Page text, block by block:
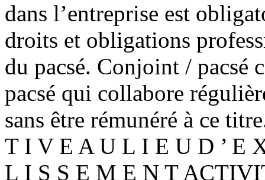
dans l’entreprise est
droits et obligations
du pacsé. Conjoint / pacsé
pacsé qui collabore
sans être rémunéré à ce
T I V E A U L I E U D ’ E
L I S S E M E N T